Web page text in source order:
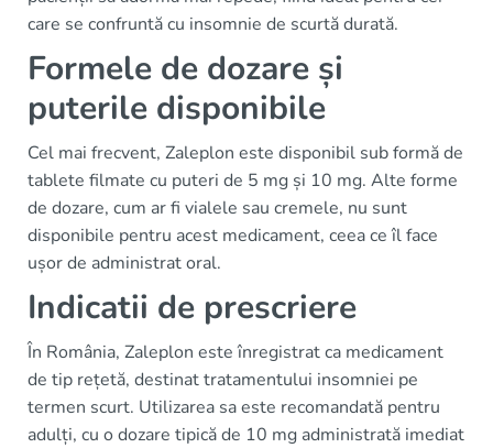
care se confruntă cu insomnie de scurtă durată.
Formele de dozare și
puterile disponibile
Cel mai frecvent, Zaleplon este disponibil sub formă de
tablete filmate cu puteri de 5 mg și 10 mg. Alte forme
de dozare, cum ar fi vialele sau cremele, nu sunt
disponibile pentru acest medicament, ceea ce îl face
ușor de administrat oral.
Indicatii de prescriere
În România, Zaleplon este înregistrat ca medicament
de tip rețetă, destinat tratamentului insomniei pe
termen scurt. Utilizarea sa este recomandată pentru
adulți, cu o dozare tipică de 10 mg administrată imediat